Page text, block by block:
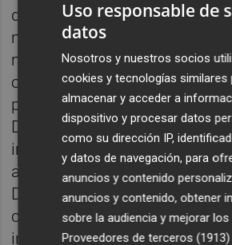
debate generan una
medios de comunicación y el
mostrando que Biden no
condiciones de afrontar una
presidencial completa. El
Donald Trump, quien sale
intento de atentado contra
aún más la situación para el
Demócrata. La retirada de
cuatro meses de las
incertidumbre sobre el nuevo
Uso responsable de
datos
Nosotros y nuestros socios
cookies y tecnologías similares
almacenar y acceder a
dispositivo y procesar datos
como su dirección IP,
y datos de navegación, para
anuncios y contenido
anuncios y contenido, obtener
sobre la audiencia y mejorar los
Proveedores de terceros (1913)